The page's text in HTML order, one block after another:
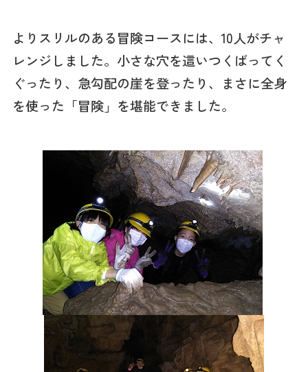
よりスリルのある冒険コースには、10人がチャ
レンジしました。小さな穴を這いつくばってく
ぐったり、急勾配の崖を登ったり、まさに全身
を使った「冒険」を堪能できました。